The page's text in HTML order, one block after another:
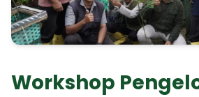
Workshop